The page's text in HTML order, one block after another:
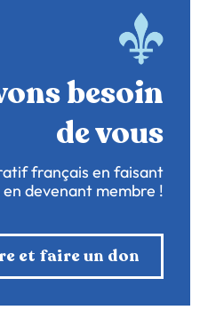
besoin
de vous
français en faisant
en devenant membre !
et faire un don